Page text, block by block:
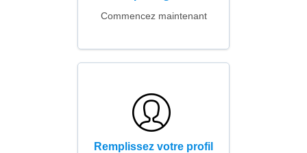
Commencez maintenant
Remplissez votre profil